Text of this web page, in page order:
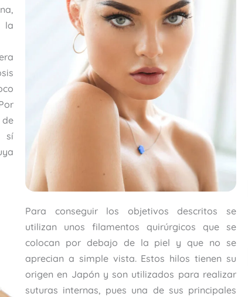
la
de
sí
Para conseguir los objetivos descritos se
utilizan unos filamentos quirúrgicos que se
colocan por debajo de la piel y que no se
aprecian a simple vista. Estos hilos tienen su
origen en Japón y son utilizados para realizar
suturas internas, pues una de sus principales